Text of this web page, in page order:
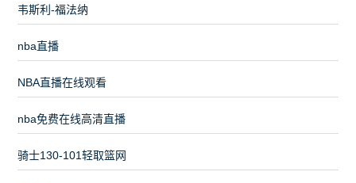
韦斯利-福法纳
nba直播
NBA直播在线观看
nba免费在线高清直播
骑士130-101轻取篮网